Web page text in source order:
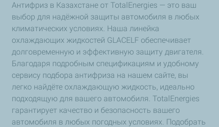
Антифриз в Казахстане от TotalEnergies — это ваш
выбор для надёжной защиты автомобиля в любых
климатических условиях. Наша линейка
охлаждающих жидкостей GLACELF обеспечивает
долговременную и эффективную защиту двигателя.
Благодаря подробным спецификациям и удобному
сервису подбора антифриза на нашем сайте, вы
легко найдёте охлаждающую жидкость, идеально
подходящую для вашего автомобиля. TotalEnergies
гарантирует качество и безопасность вашего
автомобиля в любых погодных условиях. Подобрать